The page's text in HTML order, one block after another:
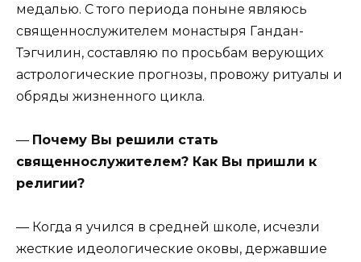
медалью. С того периода поныне являюсь
священнослужителем монастыря Гандан-
Тэгчилин, составляю по просьбам верующих
астрологические прогнозы, провожу ритуалы и
обряды жизненного цикла.
— Почему Вы решили стать
священнослужителем? Как Вы пришли к
религии?
— Когда я учился в средней школе, исчезли
жесткие идеологические оковы, державшие